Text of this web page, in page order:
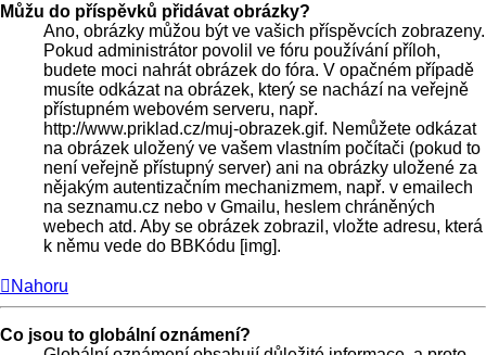
Můžu do příspěvků přidávat obrázky?
Ano, obrázky můžou být ve vašich příspěvcích zobrazeny.
Pokud administrátor povolil ve fóru používání příloh,
budete moci nahrát obrázek do fóra. V opačném případě
musíte odkázat na obrázek, který se nachází na veřejně
přístupném webovém serveru, např.
http://www.priklad.cz/muj-obrazek.gif. Nemůžete odkázat
na obrázek uložený ve vašem vlastním počítači (pokud to
není veřejně přístupný server) ani na obrázky uložené za
nějakým autentizačním mechanizmem, např. v emailech
na seznamu.cz nebo v Gmailu, heslem chráněných
webech atd. Aby se obrázek zobrazil, vložte adresu, která
k němu vede do BBKódu [img].
Nahoru
Co jsou to globální oznámení?